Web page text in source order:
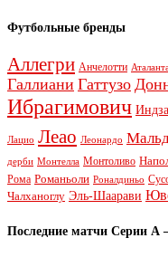
Футбольные бренды
Аллегри Анчелотти
Галлиани Гаттузо
Ибрагимович
Лацио Леао Леонардо
дерби Монтелла Монтоливо
Рома Романьоли Роналдиньо
Чалханоглу Эль-Шаарави
Последние матчи Серии А